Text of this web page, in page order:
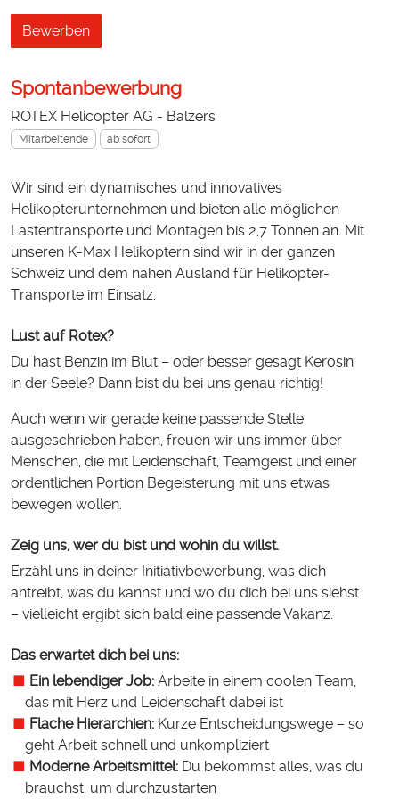
Bewerben
Spontanbewerbung
ROTEX Helicopter AG - Balzers
Mitarbeitende ab sofort
Wir sind ein dynamisches und innovatives
Helikopterunternehmen und bieten alle möglichen
Lastentransporte und Montagen bis 2,7 Tonnen an. Mit
unseren K-Max Helikoptern sind wir in der ganzen
Schweiz und dem nahen Ausland für Helikopter-
Transporte im Einsatz.
Lust auf Rotex?
Du hast Benzin im Blut – oder besser gesagt Kerosin
in der Seele? Dann bist du bei uns genau richtig!
Auch wenn wir gerade keine passende Stelle
ausgeschrieben haben, freuen wir uns immer über
Menschen, die mit Leidenschaft, Teamgeist und einer
ordentlichen Portion Begeisterung mit uns etwas
bewegen wollen.
Zeig uns, wer du bist und wohin du willst.
Erzähl uns in deiner Initiativbewerbung, was dich
antreibt, was du kannst und wo du dich bei uns siehst
– vielleicht ergibt sich bald eine passende Vakanz.
Das erwartet dich bei uns:
Ein lebendiger Job: Arbeite in einem coolen Team,
das mit Herz und Leidenschaft dabei ist
Flache Hierarchien: Kurze Entscheidungswege – so
geht Arbeit schnell und unkompliziert
Moderne Arbeitsmittel: Du bekommst alles, was du
brauchst, um durchzustarten